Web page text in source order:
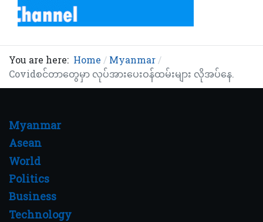
You are here: Home
Myanmar
Covidစင်တာတွေမှာ လုပ်အားပေးဝန်ထမ်းများ လိုအပ်နေ.
Myanmar
Asean
World
Politics
Business
Technology